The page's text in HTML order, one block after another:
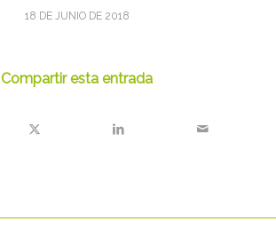
18 DE JUNIO DE 2018
Compartir esta entrada